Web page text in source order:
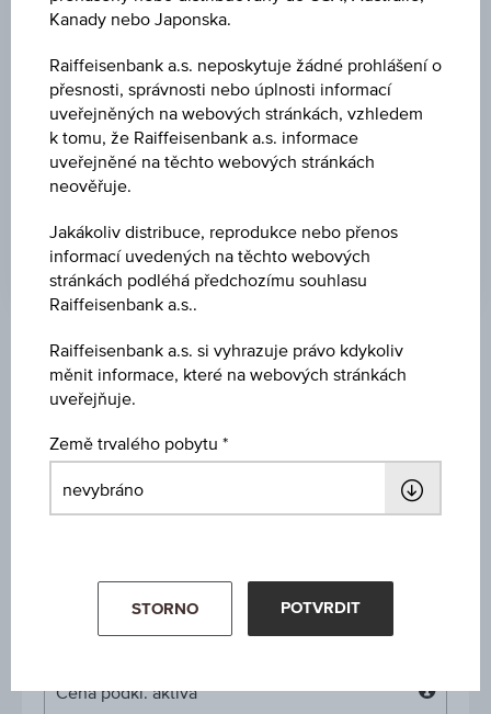
STRIKE
EUR 32,00
CAP
-
PÁKA
22,40
Klíčové údaje
Název
Warrant - Wienerberger AG
ISIN / WKN
Podkladové aktivum
Wienerberger AG
Cena podkl. aktiva
Kanady nebo Japonska.
Raiffeisenbank a.s. neposkytuje žádné prohlášení o
přesnosti, správnosti nebo úplnosti informací
uveřejněných na webových stránkách, vzhledem
k tomu, že Raiffeisenbank a.s. informace
uveřejněné na těchto webových stránkách
neověřuje.
Jakákoliv distribuce, reprodukce nebo přenos
informací uvedených na těchto webových
stránkách podléhá předchozímu souhlasu
Raiffeisenbank a.s..
Raiffeisenbank a.s. si vyhrazuje právo kdykoliv
měnit informace, které na webových stránkách
uveřejňuje.
Země trvalého pobytu
STORNO POTVRDIT